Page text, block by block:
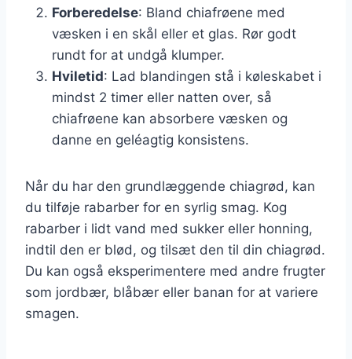
Forberedelse: Bland chiafrøene med
væsken i en skål eller et glas. Rør godt
rundt for at undgå klumper.
Hviletid: Lad blandingen stå i køleskabet i
mindst 2 timer eller natten over, så
chiafrøene kan absorbere væsken og
danne en geléagtig konsistens.
Når du har den grundlæggende chiagrød, kan
du tilføje rabarber for en syrlig smag. Kog
rabarber i lidt vand med sukker eller honning,
indtil den er blød, og tilsæt den til din chiagrød.
Du kan også eksperimentere med andre frugter
som jordbær, blåbær eller banan for at variere
smagen.